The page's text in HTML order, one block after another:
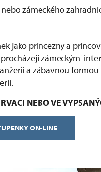
zámeckého
jako princezny a
zámeckými
a zábavnou
NEBO VE
ON-LINE